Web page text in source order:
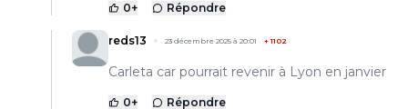
0+ Répondre
reds13 23 décembre 2025 à 20:01 +1102
Carleta car pourrait revenir à Lyon en janvier
0+ Répondre